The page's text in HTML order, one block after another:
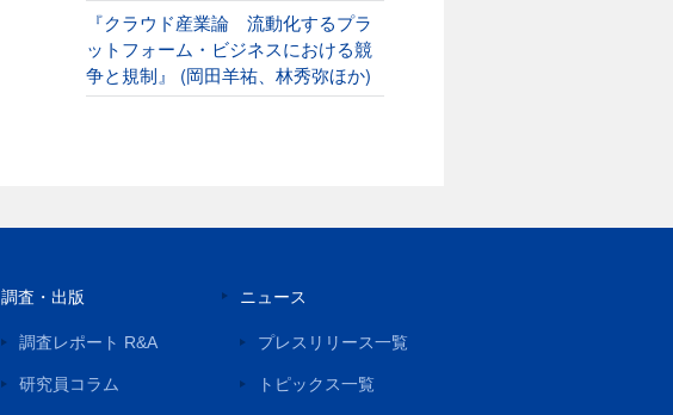
『クラウド産業論 流動化するプラ
ットフォーム・ビジネスにおける競
争と規制』 (岡田羊祐、林秀弥ほか)
調査・出版
調査レポート R&A
研究員コラム
ニュース
プレスリリース一覧
トピックス一覧